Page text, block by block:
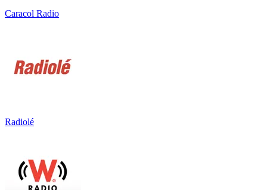
Caracol Radio
Radiolé